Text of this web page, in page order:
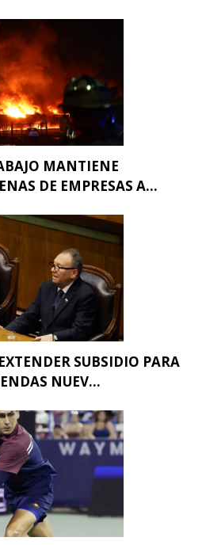
MANTIENE
DE EMPRESAS A...
SUBSIDIO PARA
NUEV...